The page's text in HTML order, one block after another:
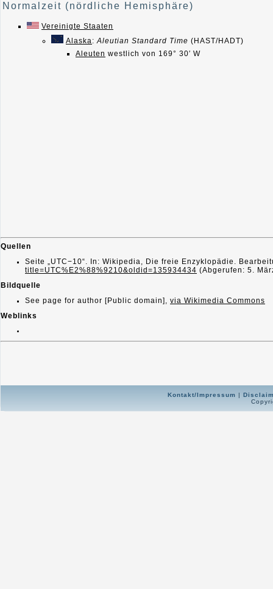
Normalzeit (nördliche Hemisphäre)
Vereinigte Staaten
Alaska:Aleutian Standard Time (HAST/HADT)
Aleuten westlich von 169° 30′ W
Quellen
Seite „UTC−10“. In: Wikipedia, Die freie Enzyklopädie.
title=UTC%E2%88%9210&oldid=135934434 (Abgerufen: 5.
Bildquelle
See page for author [Public domain], via Wikimedia Commons
Weblinks
Kontakt/Impressum |